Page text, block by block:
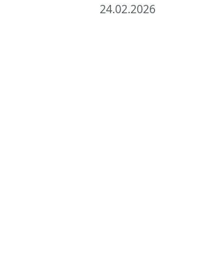
24.02.2026